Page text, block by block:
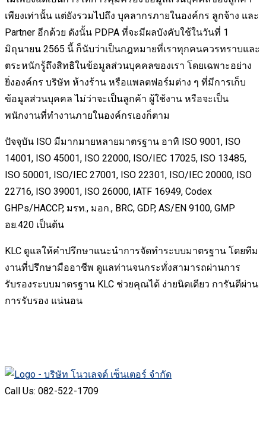
เพียงเท่านั้น แต่ยังรวมไปถึง บุคลากรภายในองค์กร ลูกจ้าง และ
Partner อีกด้วย ดังนั้น PDPA ที่จะมีผลบังคับใช้ในวันที่ 1
มิถุนายน 2565 นี้ ก็นับว่าเป็นกฎหมายที่เราทุกคนควรทราบและ
ตระหนักรู้ถึงสิทธิในข้อมูลส่วนบุคคลของเรา โดยเฉพาะอย่าง
ยิ่งองค์กร บริษัท ห้างร้าน หรือแพลตฟอร์มต่าง ๆ ที่มีการเก็บ
ข้อมูลส่วนบุคคล ไม่ว่าจะเป็นลูกค้า ผู้ใช้งาน หรือจะเป็น
พนักงานที่ทำงานภายในองค์กรเองก็ตาม
ปัจจุบัน ISO มีมากมายหลายมาตรฐาน อาทิ ISO 9001, ISO
14001, ISO 45001, ISO 22000, ISO/IEC 17025, ISO 13485,
ISO 50001, ISO/IEC 27001, ISO 22301, ISO/IEC 20000, ISO
22716, ISO 39001, ISO 26000, IATF 16949, Codex
GHPs/HACCP, มรท., มอก., BRC, GDP, AS/EN 9100, GMP
อย.420 เป็นต้น
KLC ดูแลให้คำปรึกษาแนะนำการจัดทำระบบมาตรฐาน โดยทีม
งานที่ปรึกษามืออาชีพ ดูแลท่านจนกระทั่งสามารถผ่านการ
รับรองระบบมาตรฐาน KLC ช่วยคุณได้ ง่ายนิดเดียว การันตีผ่าน
การรับรอง แน่นอน
Call Us: 082-522-1709